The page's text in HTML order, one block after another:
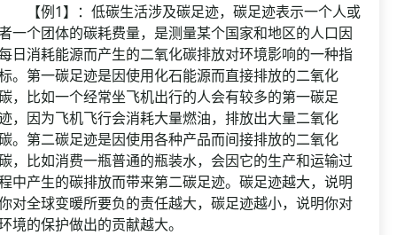
例1】：低碳生活涉及碳足迹，碳足迹表示一个人或
一个团体的碳耗费量，是测量某个国家和地区的人口因
日消耗能源而产生的二氧化碳排放对环境影响的一种指
。第一碳足迹是因使用化石能源而直接排放的二氧化
，比如一个经常坐飞机出行的人会有较多的第一碳足
，因为飞机飞行会消耗大量燃油，排放出大量二氧化
。第二碳足迹是因使用各种产品而间接排放的二氧化
，比如消费一瓶普通的瓶装水，会因它的生产和运输过
中产生的碳排放而带来第二碳足迹。碳足迹越大，说明
对全球变暖所要负的责任越大，碳足迹越小，说明你对
境的保护做出的贡献越大。